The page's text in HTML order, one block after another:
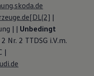
[DL(2] |
| | Unbedingt
Nr. 2 TTDSG i.V.m.
|